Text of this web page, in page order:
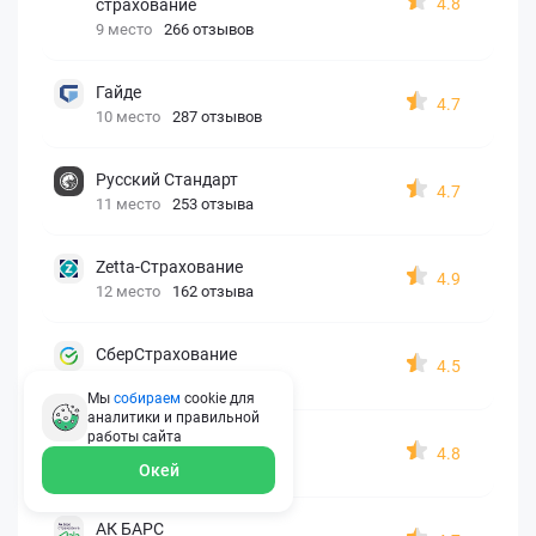
страхование
9 место 266 отзывов
Гайде
10 место 287 отзывов
4.7
Русский Стандарт
11 место 253 отзыва
4.7
Zetta-Страхование
12 место 162 отзыва
4.9
СберСтрахование
4.5
Евроинс
14 место 187 отзывов
4.8
АК БАРС
Мы собираем cookie для
аналитики и правильной
работы сайта
Окей